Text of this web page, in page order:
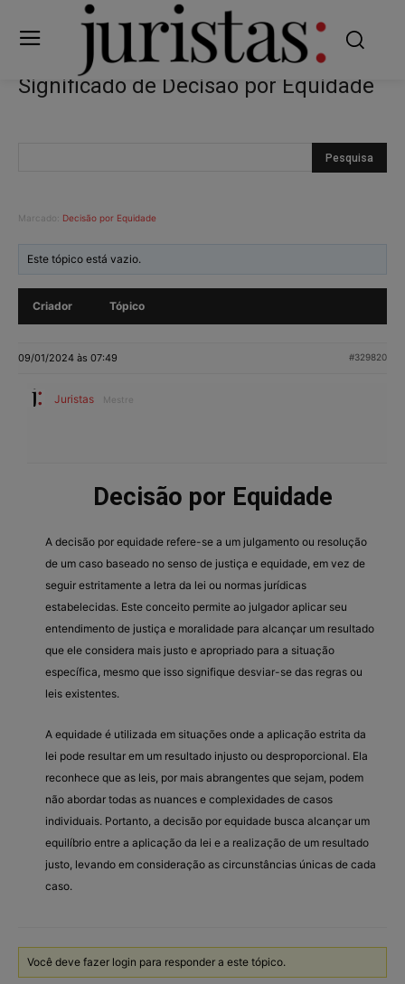
Significado de Decisão por Equidade
Marcado: Decisão por Equidade
Este tópico está vazio.
Criador Tópico
09/01/2024 às 07:49 #329820
Juristas Mestre
Decisão por Equidade
A decisão por equidade refere-se a um julgamento ou resolução
de um caso baseado no senso de justiça e equidade, em vez de
seguir estritamente a letra da lei ou normas jurídicas
estabelecidas. Este conceito permite ao julgador aplicar seu
entendimento de justiça e moralidade para alcançar um resultado
que ele considera mais justo e apropriado para a situação
específica, mesmo que isso signifique desviar-se das regras ou
leis existentes.
A equidade é utilizada em situações onde a aplicação estrita da
lei pode resultar em um resultado injusto ou desproporcional. Ela
reconhece que as leis, por mais abrangentes que sejam, podem
não abordar todas as nuances e complexidades de casos
individuais. Portanto, a decisão por equidade busca alcançar um
equilíbrio entre a aplicação da lei e a realização de um resultado
justo, levando em consideração as circunstâncias únicas de cada
caso.
Você deve fazer login para responder a este tópico.